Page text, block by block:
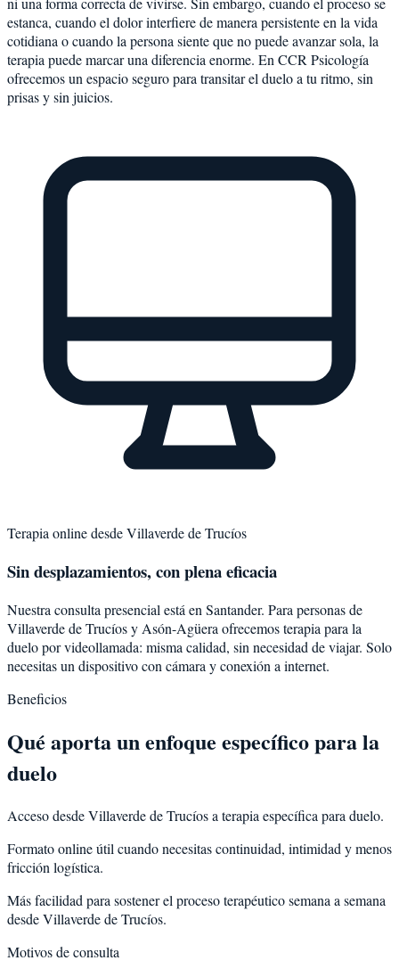
estanca, cuando el dolor interfiere de manera persistente en la vida
cotidiana o cuando la persona siente que no puede avanzar sola, la
terapia puede marcar una diferencia enorme. En CCR Psicología
ofrecemos un espacio seguro para transitar el duelo a tu ritmo, sin
prisas y sin juicios.
Terapia online desdeVillaverde de Trucíos
Sin desplazamientos, con plena eficacia
Nuestra consulta presencial está en Santander. Para personas de
Villaverde de Trucíosy Asón-Agüera ofrecemos terapia para la
duelopor videollamada: misma calidad, sin necesidad de viajar. Solo
necesitas un dispositivo con cámara y conexión a internet.
Beneficios
Qué aporta un enfoque específico para la
duelo
Acceso desde Villaverde de Trucíos a terapia específica para duelo.
Formato online útil cuando necesitas continuidad, intimidad y menos
fricción logística.
Más facilidad para sostener el proceso terapéutico semana a semana
desde Villaverde de Trucíos.
Motivos de consulta